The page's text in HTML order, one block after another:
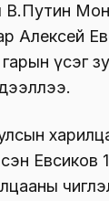
В.Путин
Алексей
үсэг
.
Евсиков